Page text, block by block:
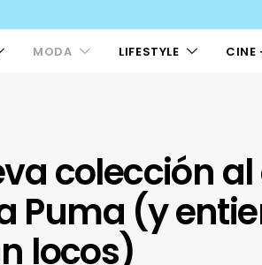
MODA LIFESTYLE CINE
colección
Puma (y
locos)